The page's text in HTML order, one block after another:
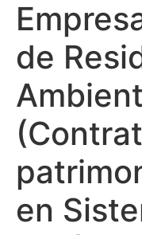
de
en